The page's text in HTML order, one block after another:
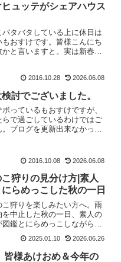
ヒュッテがシェアハウス
バタバタしている上に休日は
もおすけです。皆様こんにち
かと言いますと。実は新春に
ん覚えてるかしらー？なん
信州に移住して...
2016.10.28 2026.06.08
討でございました。
っているもおすけですが、
らで過ごしているわけではご
。ブログを更新出来なかった
ておりました。もおすけ的条
2016.10.08 2026.06.08
狩りの見分け方|素人
らめっこした秋の一日
こ狩りを楽しみたい方へ。雨
を中止した秋の一日、素人の
鑑とにらめっこしながらニ
す。毒きのこを避ける見分け
もお伝えします。
2025.01.10 2026.06.26
様あけおめ＆今年の